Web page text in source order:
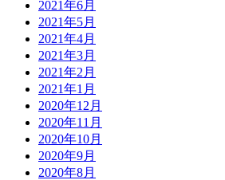
2021年6月
2021年5月
2021年4月
2021年3月
2021年2月
2021年1月
2020年12月
2020年11月
2020年10月
2020年9月
2020年8月